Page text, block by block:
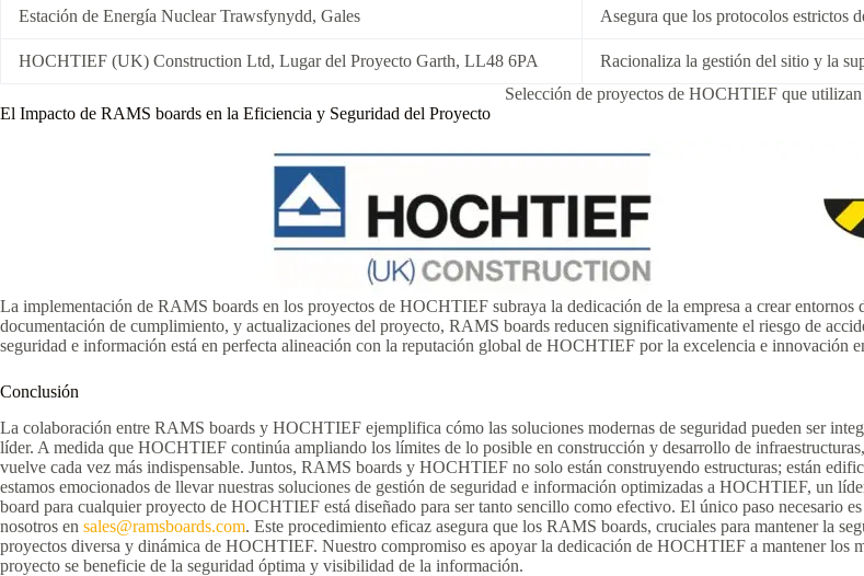
Estación de Energía Nuclear Trawsfynydd, Gales Asegura que los protocolos estrictos
HOCHTIEF (UK) Construction Ltd, Lugar del Proyecto Garth, LL48 6PA
Racionaliza la gestión del sitio y la
Selección de proyectos de HOCHTIEF que
El Impacto de RAMS boards en la Eficiencia y Seguridad del Proyecto
La implementación de RAMS boards en los proyectos de HOCHTIEF subraya la dedicación de la empresa a crear entornos
documentación de cumplimiento, y actualizaciones del proyecto, RAMS boards reducen significativamente el riesgo de
seguridad e información está en perfecta alineación con la reputación global de HOCHTIEF por la excelencia e innovación
Conclusión
La colaboración entre RAMS boards y HOCHTIEF ejemplifica cómo las soluciones modernas de seguridad pueden ser
líder. A medida que HOCHTIEF continúa ampliando los límites de lo posible en construcción y desarrollo de
vuelve cada vez más indispensable. Juntos, RAMS boards y HOCHTIEF no solo están construyendo estructuras; están
estamos emocionados de llevar nuestras soluciones de gestión de seguridad e información optimizadas a HOCHTIEF, un
board para cualquier proyecto de HOCHTIEF está diseñado para ser tanto sencillo como efectivo. El único paso necesario
nosotros en sales@ramsboards.com. Este procedimiento eficaz asegura que los RAMS boards, cruciales para mantener la
proyectos diversa y dinámica de HOCHTIEF. Nuestro compromiso es apoyar la dedicación de HOCHTIEF a mantener los
proyecto se beneficie de la seguridad óptima y visibilidad de la información.